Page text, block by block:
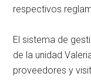
respectivos
El sistema de
de la unidad
proveedores y